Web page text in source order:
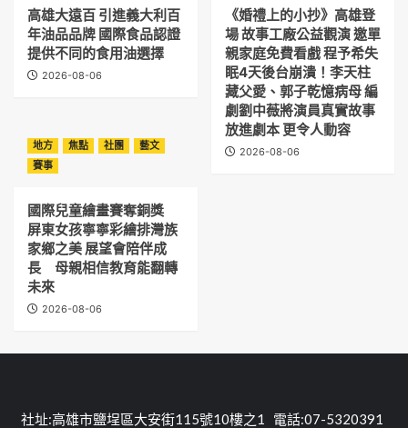
高雄大遠百 引進義大利百
年油品品牌 國際食品認證
提供不同的食用油選擇
2026-08-06
《婚禮上的小抄》高雄登
場 故事工廠公益觀演 邀單
親家庭免費看戲 程予希失
眠4天後台崩潰！李天柱
藏父愛、郭子乾憶病母 編
劇劉中薇將演員真實故事
放進劇本 更令人動容
2026-08-06
地方 焦點 社團
藝文
賽事
國際兒童繪畫賽奪銅獎
屏東女孩寧寧彩繪排灣族
家鄉之美 展望會陪伴成
長 母親相信教育能翻轉
未來
2026-08-06
社址:高雄市鹽埕區大安街115號10樓之1 電話:07-5320391